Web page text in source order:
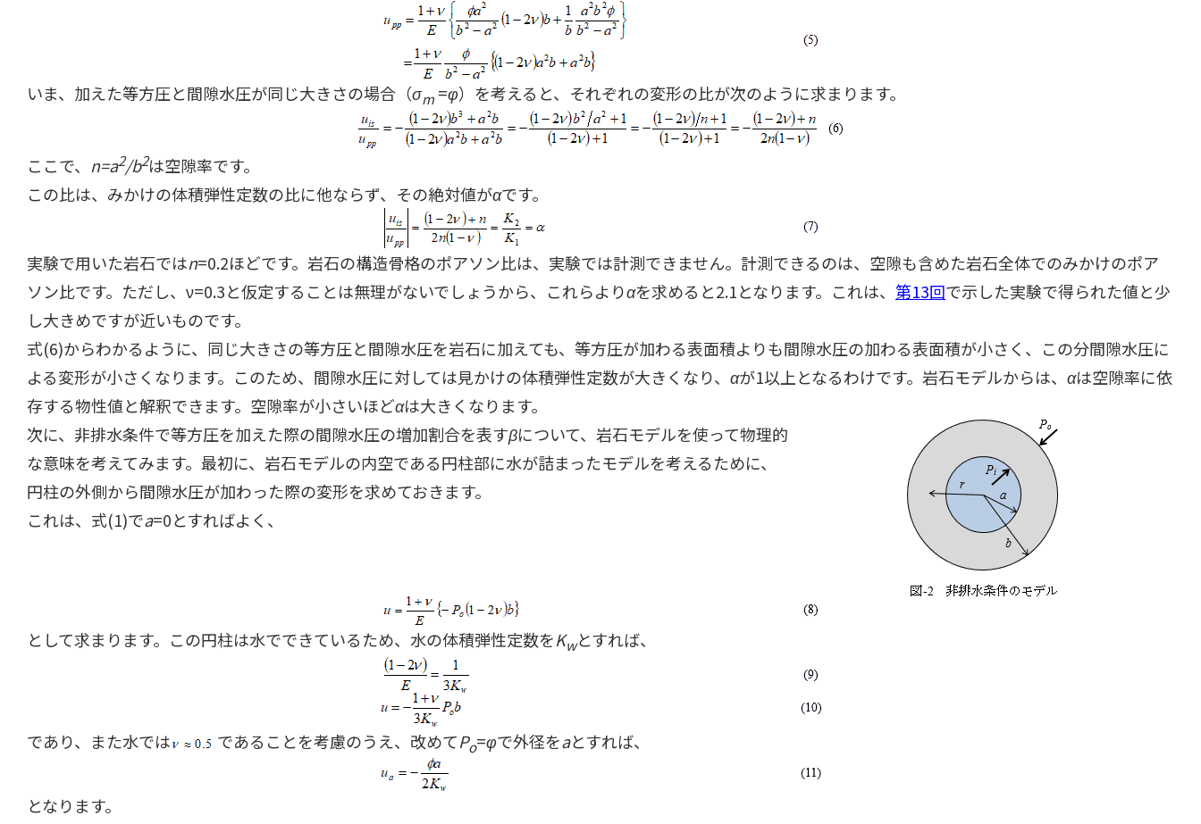
いま、加えた等方圧と間隙水圧が同じ大きさの場合（σm =φ）を考えると、それぞれの変形の比が次のように求まります。
ここで、 n=a2/b2は空隙率です。
この比は、みかけの体積弾性定数の比に他ならず、その絶対値がαです。
実験で用いた岩石ではn=0.2ほどです。岩石の構造骨格のポアソン比は、実験では計測できません。計測できるのは、空隙も含めた岩石全体でのみかけのポア
ソン比です。ただし、ν=0.3と仮定することは無理がないでしょうから、これらよりαを求めると2.1となります。これは、 第13回で示した実験で得られた値と少
し大きめですが近いものです。
式(6)からわかるように、同じ大きさの等方圧と間隙水圧を岩石に加えても、等方圧が加わる表面積よりも間隙水圧の加わる表面積が小さく、この分間隙水圧に
よる変形が小さくなります。このため、間隙水圧に対しては見かけの体積弾性定数が大きくなり、 αが1以上となるわけです。岩石モデルからは、 αは空隙率に依
存する物性値と解釈できます。空隙率が小さいほどαは大きくなります。
次に、非排水条件で等方圧を加えた際の間隙水圧の増加割合を表すβについて、岩石モデルを使って物理的
な意味を考えてみます。最初に、岩石モデルの内空である円柱部に水が詰まったモデルを考えるために、
円柱の外側から間隙水圧が加わった際の変形を求めておきます。
これは、式(1)でa=0とすればよく、
として求まります。この円柱は水でできているため、水の体積弾性定数をKwとすれば、
であり、また水では であることを考慮のうえ、改めてPo=φで外径をaとすれば、
となります。